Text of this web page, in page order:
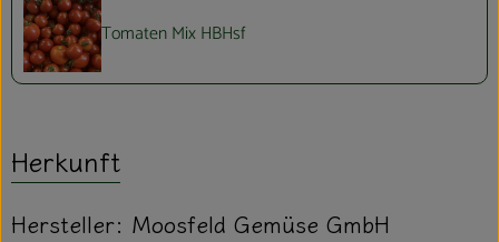
Tomaten Mix HBHsf
Herkunft
Hersteller: Moosfeld Gemüse GmbH